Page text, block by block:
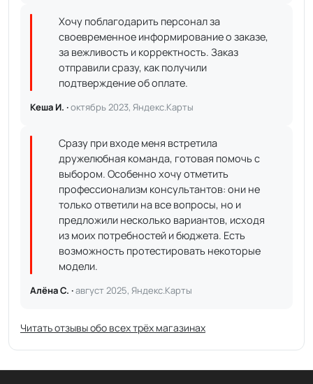
Хочу поблагодарить персонал за
своевременное информирование о заказе,
за вежливость и корректность. Заказ
отправили сразу, как получили
подтверждение об оплате.
Кеша И. ·октябрь 2023, Яндекс.Карты
Сразу при входе меня встретила
дружелюбная команда, готовая помочь с
выбором. Особенно хочу отметить
профессионализм консультантов: они не
только ответили на все вопросы, но и
предложили несколько вариантов, исходя
из моих потребностей и бюджета. Есть
возможность протестировать некоторые
модели.
Алёна С. ·август 2025, Яндекс.Карты
Читать отзывы обо всех трёх магазинах